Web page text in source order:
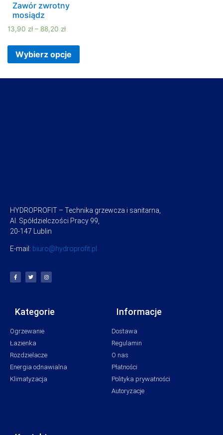
Zawór zwrotny
mosiądz
13,90 zł – 88,20 zł
Wybierz opcje
HYDROPROFIT – Technika grzewcza i sanitarna,
Al. Spółdzielczości Pracy 99,
20-147 Lublin
E-mail: biuro@hydroprofit.pl
Kategorie
Ogrzewanie
Łazienka
Rozdzielacze
Energia odnawialna
Klimatyzacja
Informacje
Dostawa
Regulamin
O nas
Płatności
Polityka prywatności
Autoryzacje